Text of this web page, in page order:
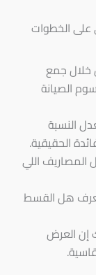
على الخطوات
خلال جمع
الصيانة
النسبة
الحقيقية.
اللي
هل القسط
إن العرض